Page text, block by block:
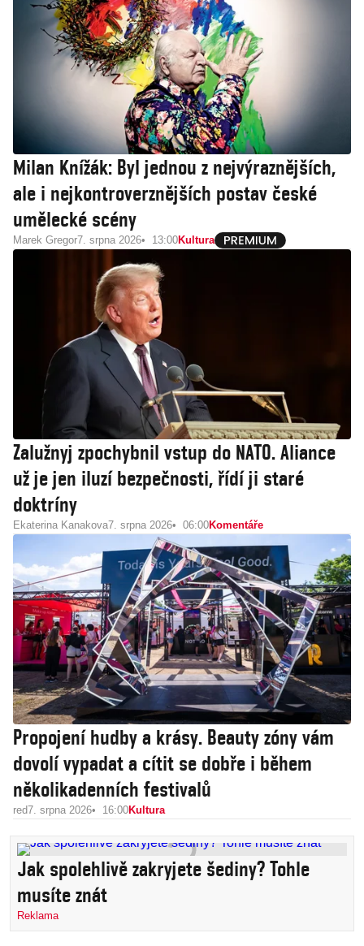
Milan Knížák: Byl jednou z nejvýraznějších,
ale i nejkontroverznějších postav české
umělecké scény
Marek Gregor7. srpna 2026 13:00Kultura
Zalužnyj zpochybnil vstup do NATO. Aliance
už je jen iluzí bezpečnosti, řídí ji staré
doktríny
Ekaterina Kanakova7. srpna 2026 06:00Komentáře
Propojení hudby a krásy. Beauty zóny vám
dovolí vypadat a cítit se dobře i během
několikadenních festivalů
red7. srpna 2026 16:00Kultura
Jak spolehlivě zakryjete šediny? Tohle
musíte znát
Reklama